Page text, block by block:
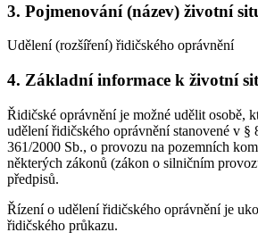
3. Pojmenování (název) životní
Udělení (rozšíření) řidičského oprávnění
4. Základní informace k životní
Řidičské oprávnění je možné udělit osobě,
udělení řidičského oprávnění stanovené v §
361/2000 Sb., o provozu na pozemních
některých zákonů (zákon o silničním
předpisů.
Řízení o udělení řidičského oprávnění je
řidičského průkazu.